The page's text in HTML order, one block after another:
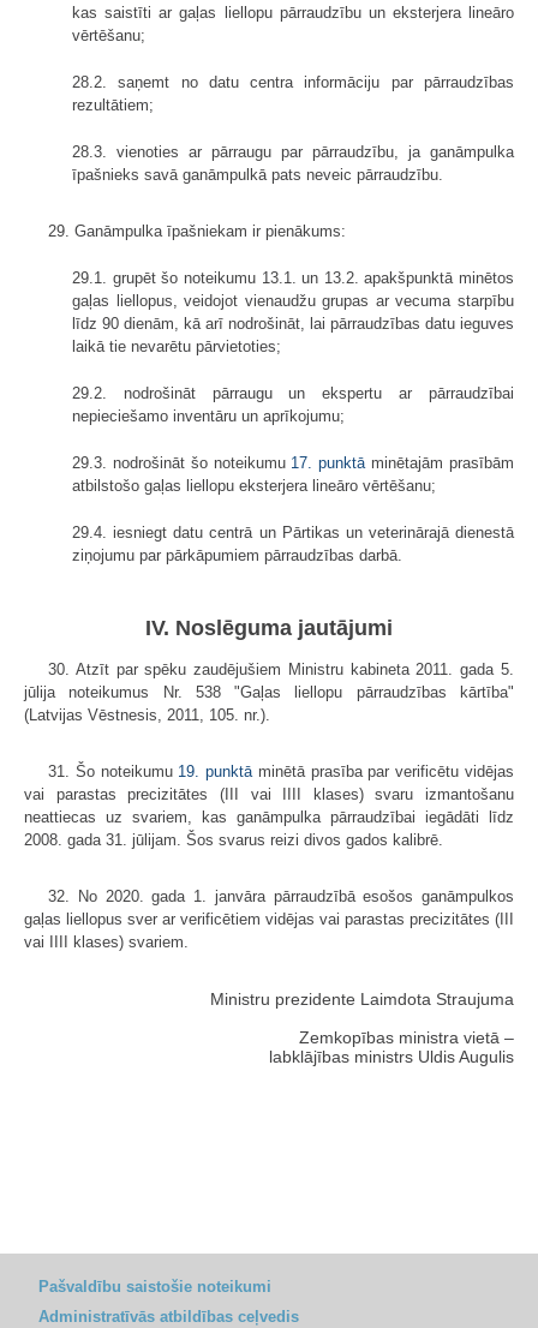
kas saistīti ar gaļas liellopu pārraudzību un eksterjera lineāro
vērtēšanu;
28.2. saņemt no datu centra informāciju par pārraudzības
rezultātiem;
28.3. vienoties ar pārraugu par pārraudzību, ja ganāmpulka
īpašnieks savā ganāmpulkā pats neveic pārraudzību.
29. Ganāmpulka īpašniekam ir pienākums:
29.1. grupēt šo noteikumu 13.1. un 13.2. apakšpunktā minētos
gaļas liellopus, veidojot vienaudžu grupas ar vecuma starpību
līdz 90 dienām, kā arī nodrošināt, lai pārraudzības datu ieguves
laikā tie nevarētu pārvietoties;
29.2. nodrošināt pārraugu un ekspertu ar pārraudzībai
nepieciešamo inventāru un aprīkojumu;
29.3. nodrošināt šo noteikumu 17. punktā minētajām prasībām
atbilstošo gaļas liellopu eksterjera lineāro vērtēšanu;
29.4. iesniegt datu centrā un Pārtikas un veterinārajā dienestā
ziņojumu par pārkāpumiem pārraudzības darbā.
IV. Noslēguma jautājumi
30. Atzīt par spēku zaudējušiem Ministru kabineta 2011. gada 5.
jūlija noteikumus Nr. 538 "Gaļas liellopu pārraudzības kārtība"
(Latvijas Vēstnesis, 2011, 105. nr.).
31. Šo noteikumu 19. punktā minētā prasība par verificētu vidējas
vai parastas precizitātes (III vai IIII klases) svaru izmantošanu
neattiecas uz svariem, kas ganāmpulka pārraudzībai iegādāti līdz
2008. gada 31. jūlijam. Šos svarus reizi divos gados kalibrē.
32. No 2020. gada 1. janvāra pārraudzībā esošos ganāmpulkos
gaļas liellopus sver ar verificētiem vidējas vai parastas precizitātes (III
vai IIII klases) svariem.
Ministru prezidente Laimdota Straujuma
Zemkopības ministra vietā –
labklājības ministrs Uldis Augulis
Pašvaldību saistošie noteikumi
Administratīvās atbildības ceļvedis